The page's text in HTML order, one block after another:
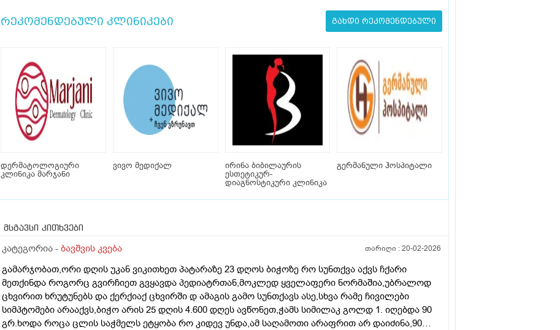
რეკომენდებული კლინიკები გახდი რეკომენდებული
დერმატოლოგიური
კლინიკა მარჯანი
ვივო მედიქალ
ირინა ბიბილაურის
ესთეტიკურ-
დიაგნოსტიკური კლინიკა
გერმანული ჰოსპიტალი
მსგავსი კითხვები
კატეგორია - ბავშვის კვება თარიღი :20-02-2026
გამარჯობათ,ორი დღის უკან ვიკითხეთ პატარაზე 23 დღოს ბიჭოზე რო სუნთქვა აქვს ჩქარი
მეთქინდა როგორც გვირჩიეთ გვყავდა პედიატრთან,მოკლედ ყველაფერი ნორმაშია,უბრალოდ
ცხვირით ხრუტუნებს და ქერქიაქ ცხვირში დ ამაგის გამო სუნთქავს ასე,სხვა რამე ჩივილები
სიმპტომები არააქვს,ბიჭო არის 25 დღის 4.600 დღეს ავწონეთ,ჭამს სიმილაკ გოლდ 1. იღებდა 90
გრ.ხოდა როცა ცლის საჭმელს ეტყობა რო კიდევ უნდა,ამ საღამოთი არაფრით არ დაიძინა,90